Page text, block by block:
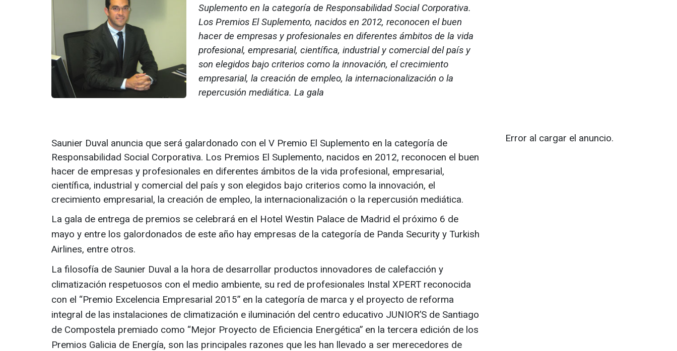
Suplemento en la categoría de Responsabilidad Social Corporativa.
Los Premios El Suplemento, nacidos en 2012, reconocen el buen
hacer de empresas y profesionales en diferentes ámbitos de la vida
profesional, empresarial, científica, industrial y comercial del país y
son elegidos bajo criterios como la innovación, el crecimiento
empresarial, la creación de empleo, la internacionalización o la
repercusión mediática. La gala
Saunier Duval anuncia que será galardonado con el V Premio El Suplemento en la categoría de
Responsabilidad Social Corporativa. Los Premios El Suplemento, nacidos en 2012, reconocen el buen
hacer de empresas y profesionales en diferentes ámbitos de la vida profesional, empresarial,
científica, industrial y comercial del país y son elegidos bajo criterios como la innovación, el
crecimiento empresarial, la creación de empleo, la internacionalización o la repercusión mediática.
La gala de entrega de premios se celebrará en el Hotel Westin Palace de Madrid el próximo 6 de
mayo y entre los galordonados de este año hay empresas de la categoría de Panda Security y Turkish
Airlines, entre otros.
La filosofía de Saunier Duval a la hora de desarrollar productos innovadores de calefacción y
climatización respetuosos con el medio ambiente, su red de profesionales Instal XPERT reconocida
con el “Premio Excelencia Empresarial 2015” en la categoría de marca y el proyecto de reforma
integral de las instalaciones de climatización e iluminación del centro educativo JUNIOR’S de Santiago
de Compostela premiado como “Mejor Proyecto de Eficiencia Energética” en la tercera edición de los
Premios Galicia de Energía, son las principales razones que les han llevado a ser merecedores de
Error al cargar el anuncio.